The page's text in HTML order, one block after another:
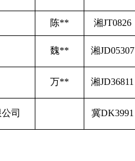
陈** 湘JT0826
魏** 湘JD05307
万** 湘JD36811
司 冀DK3991